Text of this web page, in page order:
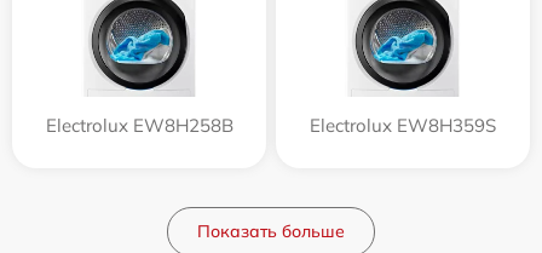
Electrolux EW8H258B Electrolux EW8H359S
Показать больше